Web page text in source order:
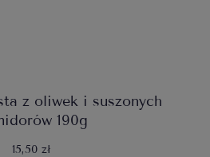
z oliwek i suszonych
190g
15,50 zł